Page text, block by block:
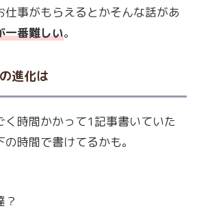
仕事がもらえるとかそんな話があ
一番難しい。
進化は
く時間かかって1記事書いていた
時間で書けてるかも。
？